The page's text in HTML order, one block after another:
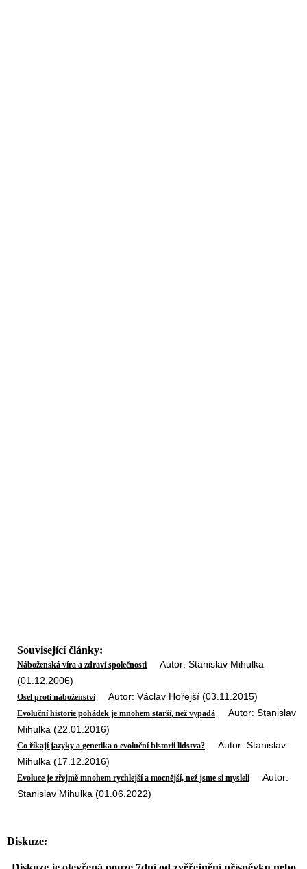
Související články:
Náboženská víra a zdraví společnosti Autor: Stanislav Mihulka
(01.12.2006)
Osel proti náboženstvíAutor: Václav Hořejší (03.11.2015)
Evoluční historie pohádek je mnohem starší, než vypadá Autor: Stanislav
Mihulka (22.01.2016)
Co říkají jazyky a genetika o evoluční historii lidstva? Autor: Stanislav
Mihulka (17.12.2016)
Evoluce je zřejmě mnohem rychlejší a mocnější, než jsme si mysleli Autor:
Stanislav Mihulka (01.06.2022)
Diskuze: